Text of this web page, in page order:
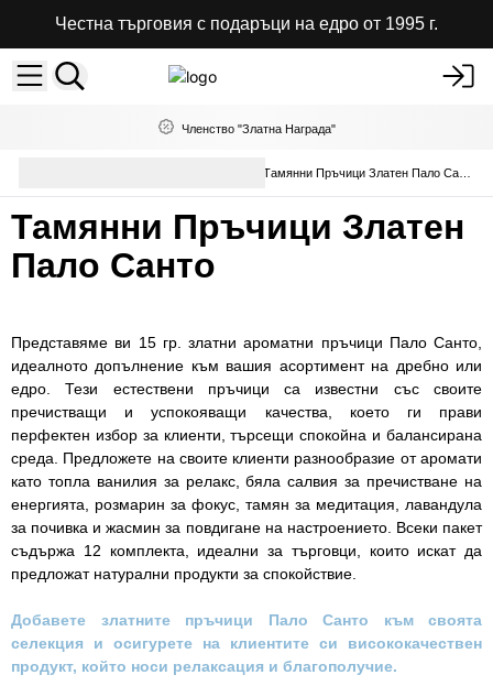
Честна търговия с подаръци на едро от 1995 г.
Членство "Златна Награда"
Тамянни Пръчици Златен Пало Санто
Тамянни Пръчици Златен
Пало Санто
Представяме ви 15 гр. златни ароматни пръчици Пало Санто,
идеалното допълнение към вашия асортимент на дребно или
едро. Тези естествени пръчици са известни със своите
пречистващи и успокояващи качества, което ги прави
перфектен избор за клиенти, търсещи спокойна и балансирана
среда. Предложете на своите клиенти разнообразие от аромати
като топла ванилия за релакс, бяла салвия за пречистване на
енергията, розмарин за фокус, тамян за медитация, лавандула
за почивка и жасмин за повдигане на настроението. Всеки пакет
съдържа 12 комплекта, идеални за търговци, които искат да
предложат натурални продукти за спокойствие.
Добавете златните пръчици Пало Санто към своята
селекция и осигурете на клиентите си висококачествен
продукт, който носи релаксация и благополучие.